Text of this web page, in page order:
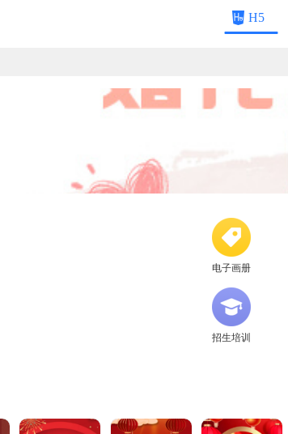
H5
电子画册
招生培训